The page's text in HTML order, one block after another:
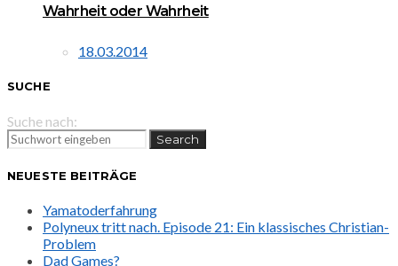
Wahrheit oder Wahrheit
18.03.2014
SUCHE
Suche nach:
Search
NEUESTE BEITRÄGE
Yamatoderfahrung
Polyneux tritt nach. Episode 21: Ein klassisches Christian-
Problem
Dad Games?